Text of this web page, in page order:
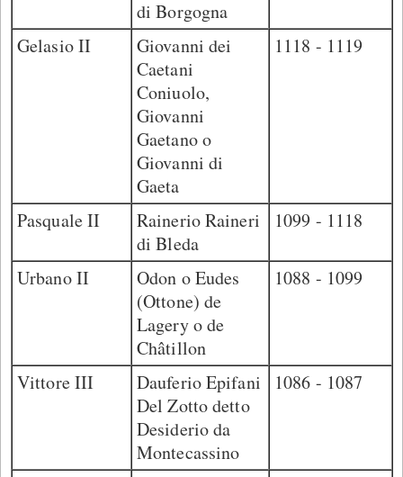
di Borgogna
Gelasio II
Giovanni dei
Caetani
Coniuolo,
Giovanni
Gaetano o
Giovanni di
Gaeta
1118 - 1119
Pasquale II
Rainerio Raineri
di Bleda
1099 - 1118
Urbano II
Odon o Eudes
(Ottone) de
Lagery o de
Châtillon
1088 - 1099
Vittore III
Dauferio Epifani
Del Zotto detto
Desiderio da
Montecassino
1086 - 1087